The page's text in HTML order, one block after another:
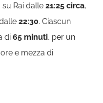
su Rai dalle21:25 circa,
22:30. Ciascun
di65 minuti, per un
e mezza di